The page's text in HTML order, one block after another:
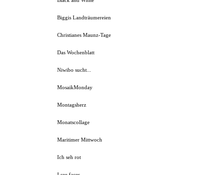
Biggis Landträumereien
Christianes Maunz-Tage
Das Wochenblatt
Niwibo sucht...
MosaikMonday
Montagsherz
Monatscollage
Maritimer Mittwoch
Ich seh rot